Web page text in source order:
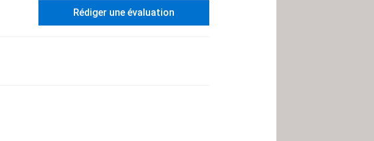
Rédiger une évaluation